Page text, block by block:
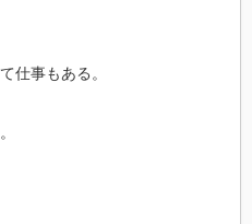
仕事もある。